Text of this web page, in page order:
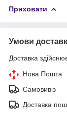
Приховати
Умови
Доставка
Нова Пошта
Самовивіз
Доставка